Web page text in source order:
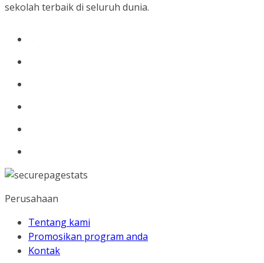
sekolah terbaik di seluruh dunia.
Perusahaan
Tentang kami
Promosikan program anda
Kontak